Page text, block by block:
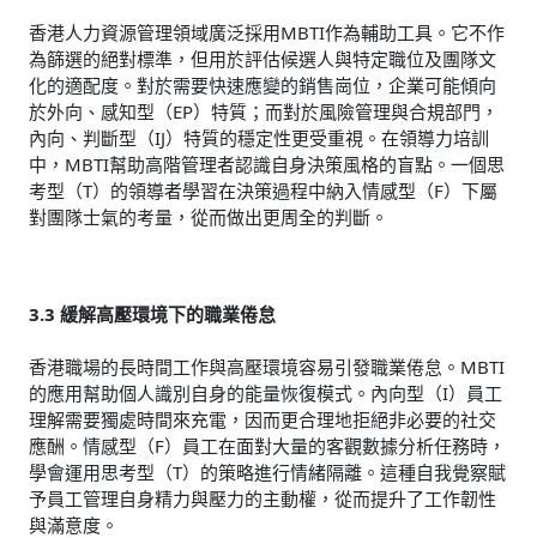
香港人力資源管理領域廣泛採用MBTI作為輔助工具。它不作
為篩選的絕對標準，但用於評估候選人與特定職位及團隊文
化的適配度。對於需要快速應變的銷售崗位，企業可能傾向
於外向、感知型（EP）特質；而對於風險管理與合規部門，
內向、判斷型（IJ）特質的穩定性更受重視。在領導力培訓
中，MBTI幫助高階管理者認識自身決策風格的盲點。一個思
考型（T）的領導者學習在決策過程中納入情感型（F）下屬
對團隊士氣的考量，從而做出更周全的判斷。
3.3 緩解高壓環境下的職業倦怠
香港職場的長時間工作與高壓環境容易引發職業倦怠。MBTI
的應用幫助個人識別自身的能量恢復模式。內向型（I）員工
理解需要獨處時間來充電，因而更合理地拒絕非必要的社交
應酬。情感型（F）員工在面對大量的客觀數據分析任務時，
學會運用思考型（T）的策略進行情緒隔離。這種自我覺察賦
予員工管理自身精力與壓力的主動權，從而提升了工作韌性
與滿意度。